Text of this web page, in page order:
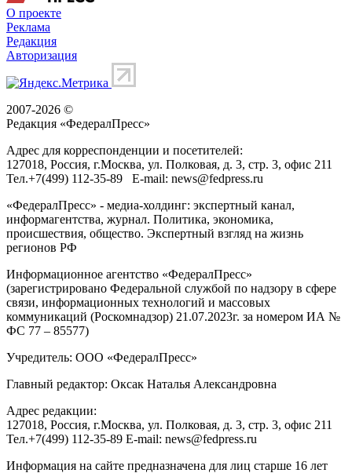
О проекте
Реклама
Редакция
Авторизация
2007-2026 ©
Редакция «ФедералПресс»
Адрес для корреспонденции и посетителей:
127018, Россия, г.Москва, ул. Полковая, д. 3, стр. 3, офис 211
Тел.+7(499) 112-35-89 E-mail: news@fedpress.ru
«ФедералПресс» - медиа-холдинг: экспертный канал,
информагентства, журнал. Политика, экономика,
происшествия, общество. Экспертный взгляд на жизнь
регионов РФ
Информационное агентство «ФедералПресс»
(зарегистрировано Федеральной службой по надзору в сфере
связи, информационных технологий и массовых
коммуникаций (Роскомнадзор) 21.07.2023г. за номером ИА №
ФС 77 – 85577)
Учредитель: ООО «ФедералПресс»
Главный редактор: Оксак Наталья Александровна
Адрес редакции:
127018, Россия, г.Москва, ул. Полковая, д. 3, стр. 3, офис 211
Тел.+7(499) 112-35-89 E-mail: news@fedpress.ru
Информация на сайте предназначена для лиц старше 16 лет